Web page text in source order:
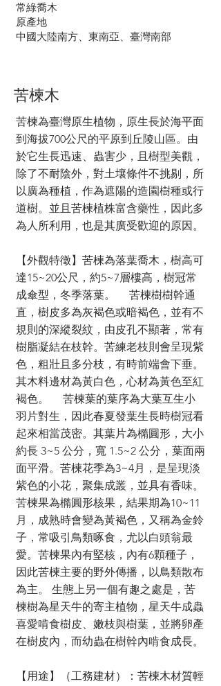
常綠喬木
原產地
中國大陸南方、東南亞、臺灣南部
苦楝木
苦楝為臺灣原生植物，原生長於海平面
到海拔700公尺的平原到丘陵山區。由
於它生長迅速、蟲害少，且樹型美觀，
除了不耐陰外，對土壤條件不挑剔，所
以廣為種植，作為遮陽的造園樹種或行
道樹。並且苦楝植株富含藥性，因此多
為人所利用，也是其廣受歡迎的原因。
【外觀特徵】苦楝為落葉喬木，樹高可
達15~20公尺，約5~7層樓高，樹冠常
成傘型，冬季落葉。 苦楝樹樹幹通
直，樹皮多為灰褐色或暗褐色，並有不
規則的深縱裂紋，由皮孔不顯著，常有
樹脂凝結在枝幹。苦練老枝則會呈現紫
色，粗壯且多分枝，有時前端會下垂。
其木料邊材為黃白色，心材為黃色至紅
褐色。 苦楝葉的葉序為大葉互生小
羽片對生，因此春夏發葉生長時樹冠看
起來相當茂密。其葉片為橢圓形，大小
約長 3~5 公分，寬 1.5~2 公分，葉面兩
面平滑。苦楝花季為3~4月，是呈現淡
紫色的小花，聚集成叢，並具有香味。
苦楝果為橢圓形核果，結果期為10~11
月，成熟時會變為黃褐色，又稱為金鈴
子，常吸引鳥類啄食，尤以白頭翁最
愛。苦楝果內有堅核，內有6顆種子，
因此苦楝主要的野外傳播，以鳥類散布
為主。 生態上另一個有趣之處是，苦
楝樹為星天牛的寄主植物，星天牛成蟲
喜愛啃食樹皮、嫩枝與樹葉，並將卵產
在樹皮內，而幼蟲在樹幹內啃食成長。
【用途】（工務建材）：苦楝木材質輕